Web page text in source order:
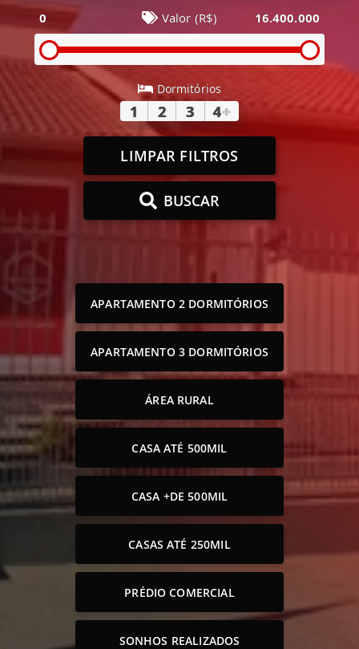
0 Valor (R$) 16.400.000
Dormitórios
1 2 3 4+
LIMPAR FILTROS
BUSCAR
APARTAMENTO 2 DORMITÓRIOS
APARTAMENTO 3 DORMITÓRIOS
ÁREA RURAL
CASA ATÉ 500MIL
CASA +DE 500MIL
CASAS ATÉ 250MIL
PRÉDIO COMERCIAL
SONHOS REALIZADOS